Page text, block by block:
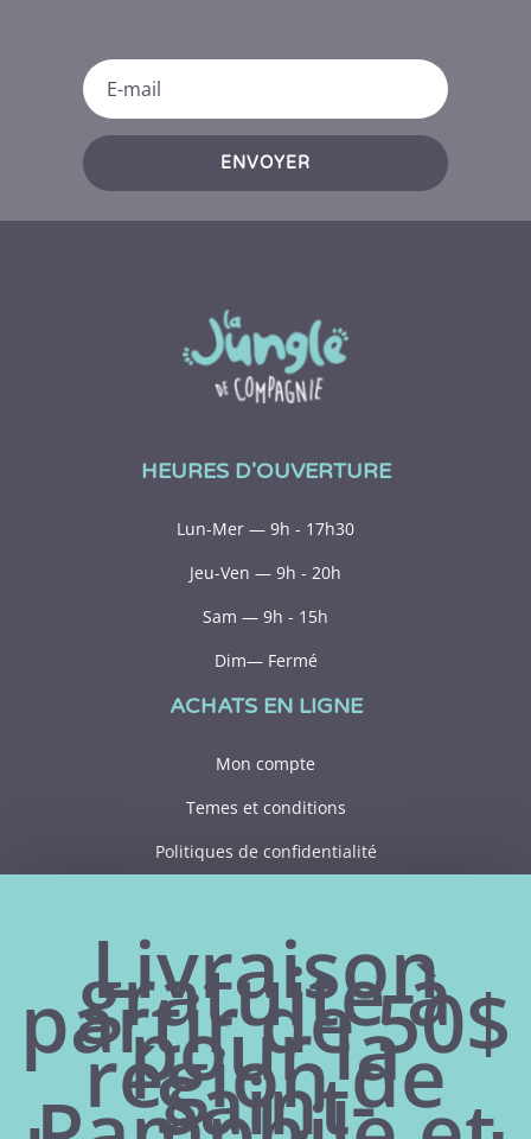
ENVOYER
HEURES D'OUVERTURE
Lun-Mer — 9h - 17h30
Jeu-Ven — 9h - 20h
Sam — 9h - 15h
Dim— Fermé
ACHATS EN LIGNE
Mon compte
Temes et conditions
Politiques de confidentialité
418 356-1306
182 rue Principale
Saint-Pamphile (Québec)
G0R 3X0
Livraison
gratuite à
partir de 50$
pour la
région de
Saint-